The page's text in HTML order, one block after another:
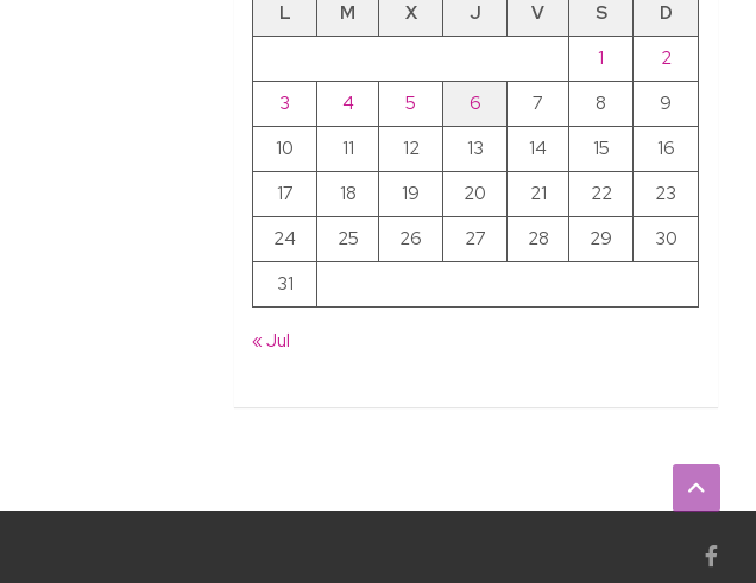
L
M X J V S
D
1
2
3
4 5 6 7 8
9
10
11 12 13 14 15
16
17
18 19 20 21 22
23
24
25 26 27 28 29
30
31
« Jul